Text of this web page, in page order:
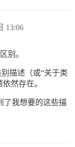
13:06
别。
描述（或“关于类
然存在。
了我想要的这些描